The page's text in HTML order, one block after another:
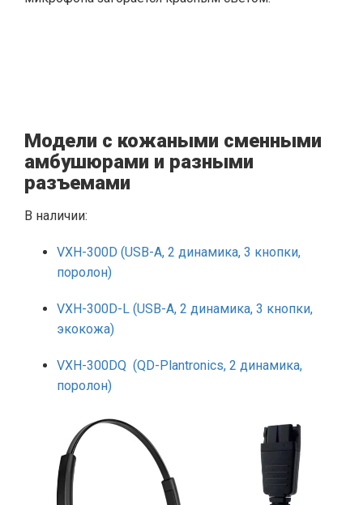
Модели с кожаными сменными
амбушюрами и разными
разъемами
В наличии:
VXH-300D (USB-A, 2 динамика, 3 кнопки,
поролон)
VXH-300D-L (USB-A, 2 динамика, 3 кнопки,
экокожа)
VXH-300DQ (QD-Plantronics, 2 динамика,
поролон)